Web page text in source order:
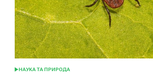
ОПУБЛІКУВАТИ
НАУКА ТА ПРИРОДА